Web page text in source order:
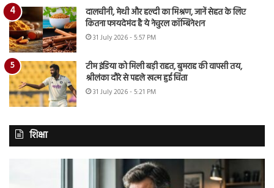
दालचीनी, मेथी और हल्दी का मिश्रण, जानें सेहत के लिए
कितना फायदेमंद है ये नेचुरल कॉम्बिनेशन
31 July 2026 - 5:57 PM
टीम इंडिया को मिली बड़ी राहत, बुमराह की वापसी तय,
श्रीलंका दौरे से पहले खत्म हुई चिंता
31 July 2026 - 5:21 PM
शिक्षा